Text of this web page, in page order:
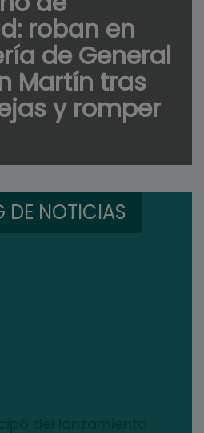
roban en
de General
Martín tras
y romper
DE NOTICIAS